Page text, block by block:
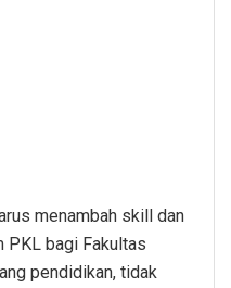
menambah skill dan
PKL bagi Fakultas
pendidikan, tidak